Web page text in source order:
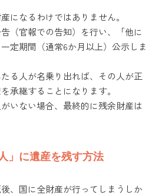
になるわけではありません。
（官報での告知）を行い、「他に
定期間（通常6か月以上）公示しま
る人が名乗り出れば、その人が正
承継することになります。
いない場合、最終的に残余財産は
」に遺産を残す方法
、国に全財産が行ってしまうしか